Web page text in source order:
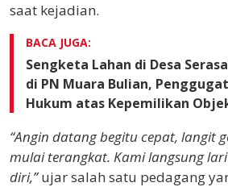
saat kejadian.
BACA JUGA:
Sengketa Lahan di Desa
di PN Muara Bulian,
Hukum atas Kepemilikan
“Angin datang begitu cepat, langit
mulai terangkat. Kami langsung
diri,”ujar salah satu pedagang